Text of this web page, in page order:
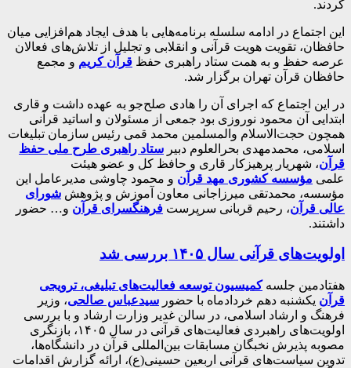
کردند.
این اجتماع در ادامه سلسله برنامه‌هایی با هدف ایجاد هم‌افزایی میان
حافظان، تقویت هویت قرآنی و انقلابی و تجلیل از تلاش‌های فعالان
عرصه حفظ و به همت ستاد راهبری حفظ قرآن کریم و مجمع
حافظان قرآن تهران برگزار شد.
در این اجتماع که اجرای آن را هادی صلح‌جو به عهده داشت و قاری
ابتدایی آن محمود نوروزی بود جمعی از مسئولان و اساتید قرآنی
همچون حجت‌الاسلام والمسلمین محمد قمی رئیس سازمان تبلیغات
اسلامی، محمدمهدی بحرالعلوم دبیر ستاد راهبری طرح ملی حفظ
قرآن، شهریار پرهیزکار قاری و حافظ کل و عضو هیئت
علمی مؤسسه کشوری مهد قرآن و محمود چاوشی مدیرعامل این
مؤسسه، محمدتقی میرزاجانی معاون آموزش و پژوهش شورای
عالی قرآن، رحیم قربانی سرپرست فرهنگسرای قرآن و… حضور
داشتند.
اولویت‌های قرآنی سال ۱۴۰۵ بررسی شد
هفتادمین جلسهکمیسیون توسعه فعالیت‌های تبلیغی، ترویجی
قرآن یکشنبه دهم خردادماه با حضور سیدعباس صالحی، وزیر
فرهنگ و ارشاد اسلامی، در سالن غدیر وزارت ارشاد و با بررسی
اولویت‌های راهبردی فعالیت‌های قرآنی در سال ۱۴۰۵، بازنگری
مصوبه پذیرش نخبگان مسابقات بین‌المللی قرآن در دانشگاه‌ها،
تدوین سیاست‌های قرآنی اربعین حسینی(ع)، ارائه گزارش اقدامات